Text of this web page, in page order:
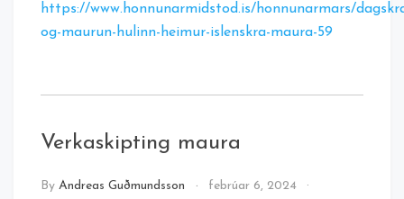
https://www.honnunarmidstod.is/honnunarmars/
og-maurun-hulinn-heimur-islenskra-maura-59
Verkaskipting maura
By Andreas Guðmundsson
febrúar 6, 2024